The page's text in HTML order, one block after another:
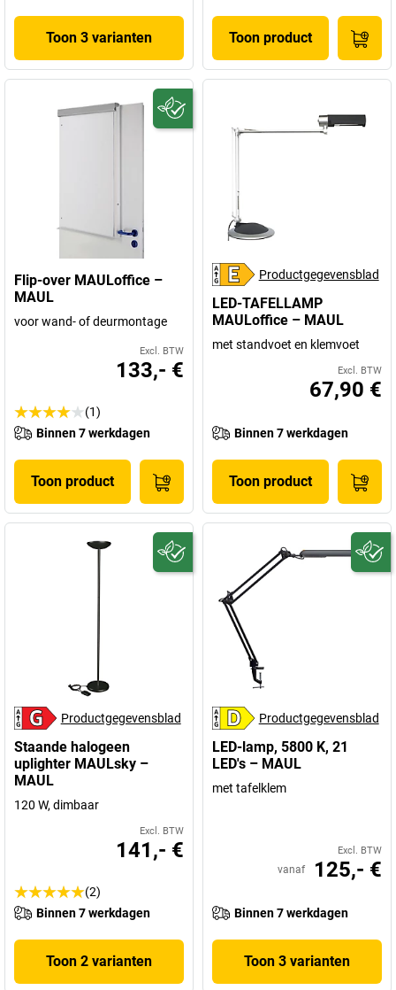
Toon 3 varianten Toon product
Flip-over MAULoffice –
MAUL
voor wand- of deurmontage
Excl. BTW
133,- €
(1)
Binnen 7 werkdagen
Toon product
Productgegevensblad
LED-TAFELLAMP
MAULoffice – MAUL
met standvoet en klemvoet
Excl. BTW
67,90 €
Binnen 7 werkdagen
Toon product
Productgegevensblad
Staande halogeen
uplighter MAULsky –
MAUL
120 W, dimbaar
Excl. BTW
141,- €
(2)
Binnen 7 werkdagen
Toon 2 varianten
Productgegevensblad
LED-lamp, 5800 K, 21
LED's – MAUL
met tafelklem
Excl. BTW
vanaf 125,- €
Binnen 7 werkdagen
Toon 3 varianten